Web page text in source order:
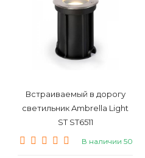
Встраиваемый в дорогу
светильник Ambrella Light
ST ST6511
В наличии 50